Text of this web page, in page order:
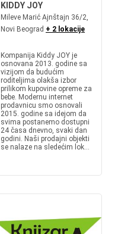
KIDDY JOY
Mileve Marić Ajnštajn 36/2,
Novi Beograd + 2 lokacije
Kompanija Kiddy JOY je
osnovana 2013. godine sa
vizijom da budućim
roditeljima olakša izbor
prilikom kupovine opreme za
bebe. Modernu internet
prodavnicu smo osnovali
2015. godine sa idejom da
svima postanemo dostupni
24 časa dnevno, svaki dan
godini. Naši prodajni objekti
se nalaze na sledećim lok...